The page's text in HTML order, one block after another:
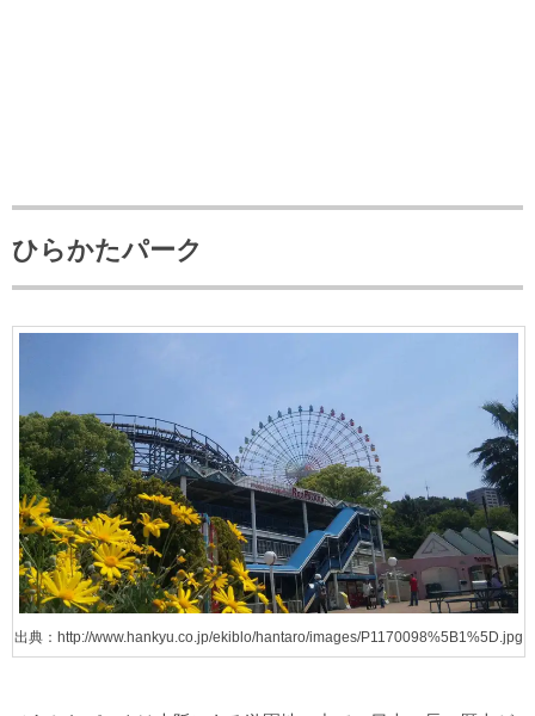
ひらかたパーク
出典：http://www.hankyu.co.jp/ekiblo/hantaro/images/P1170098%5B1%5D.jpg